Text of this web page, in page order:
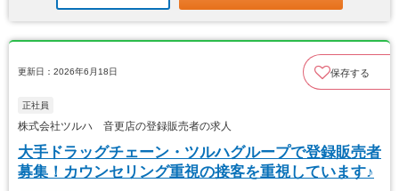
更新日：2026年6月18日 保存する
正社員
株式会社ツルハ 音更店の登録販売者の求人
大手ドラッグチェーン・ツルハグループで登録販売者
募集！カウンセリング重視の接客を重視しています♪